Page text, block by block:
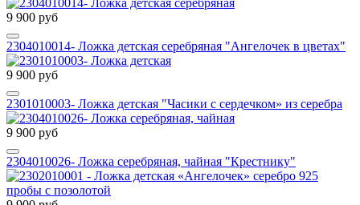
9 900 руб
2304010014- Ложка детская серебряная "Ангелочек в цветах"
9 900 руб
2301010003- Ложка детская "Часики с сердечком» из серебра
9 900 руб
2304010026- Ложка серебряная, чайная "Крестнику"